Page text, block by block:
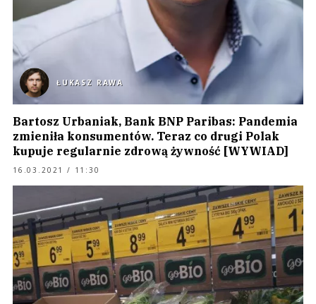
ŁUKASZ RAWA
Bartosz Urbaniak, Bank BNP Paribas: Pandemia
zmieniła konsumentów. Teraz co drugi Polak
kupuje regularnie zdrową żywność [WYWIAD]
16.03.2021 / 11:30